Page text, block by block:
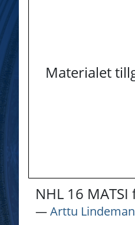
Materialet
NHL 16 MATSI
―Arttu Lindeman